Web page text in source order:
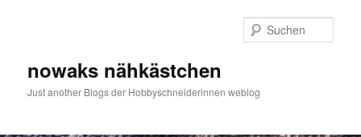
nowaks nähkästchen
Just another Blogs der Hobbyschneiderinnen weblog